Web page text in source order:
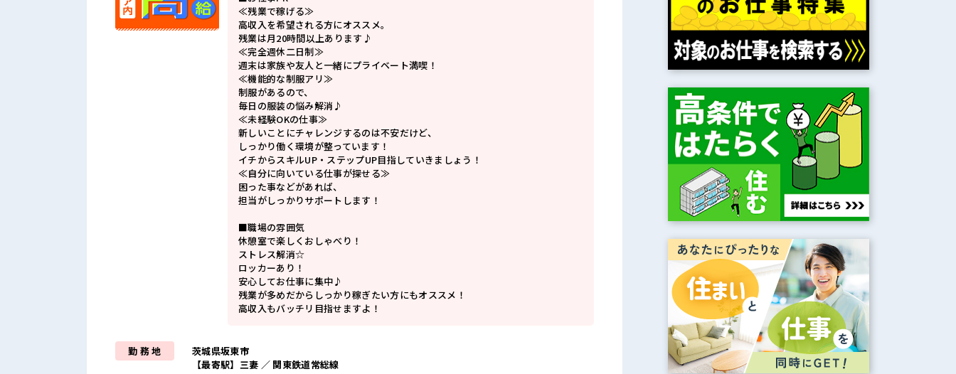
≪残業で稼げる≫
高収入を希望される方にオススメ。
残業は月20時間以上あります♪
≪完全週休二日制≫
週末は家族や友人と一緒にプライベート満喫！
≪機能的な制服アリ≫
制服があるので、
毎日の服装の悩み解消♪
≪未経験OKの仕事≫
新しいことにチャレンジするのは不安だけど、
しっかり働く環境が整っています！
イチからスキルUP・ステップUP目指していきましょう！
≪自分に向いている仕事が探せる≫
困った事などがあれば、
担当がしっかりサポートします！
■職場の雰囲気
休憩室で楽しくおしゃべり！
ストレス解消☆
ロッカーあり！
安心してお仕事に集中♪
残業が多めだからしっかり稼ぎたい方にもオススメ！
高収入もバッチリ目指せますよ！
勤 務 地
茨城県坂東市
【最寄駅】三妻 ／ 関東鉄道常総線